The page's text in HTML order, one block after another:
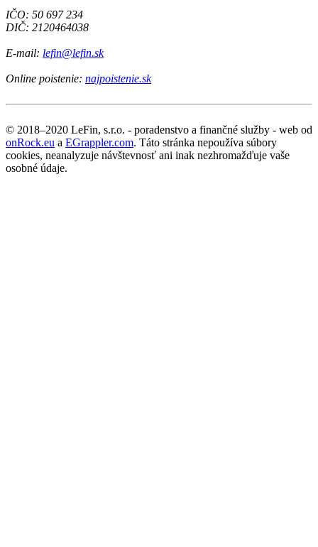
IČO: 50 697 234
DIČ: 2120464038
E-mail: lefin@lefin.sk
Online poistenie: najpoistenie.sk
© 2018–2020 LeFin, s.r.o. - poradenstvo a finančné služby - web od
onRock.eu a EGrappler.com. Táto stránka nepoužíva súbory
cookies, neanalyzuje návštevnosť ani inak nezhromažďuje vaše
osobné údaje.